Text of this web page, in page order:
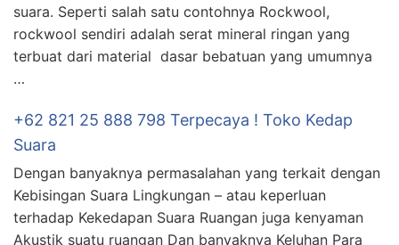
suara. Seperti salah satu contohnya Rockwool,
rockwool sendiri adalah serat mineral ringan yang
terbuat dari material dasar bebatuan yang umumnya
…
+62 821 25 888 798 Terpecaya ! Toko Kedap
Suara
Dengan banyaknya permasalahan yang terkait dengan
Kebisingan Suara Lingkungan – atau keperluan
terhadap Kekedapan Suara Ruangan juga kenyaman
Akustik suatu ruangan Dan banyaknya Keluhan Para